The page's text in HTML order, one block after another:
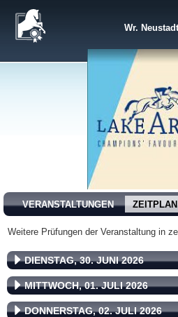
Wr.
VERANSTALTUNGEN ZEITPLAN
Weitere Prüfungen der Veranstaltung in
DIENSTAG, 30. JUNI 2026
MITTWOCH, 01. JULI 2026
DONNERSTAG, 02. JULI 2026